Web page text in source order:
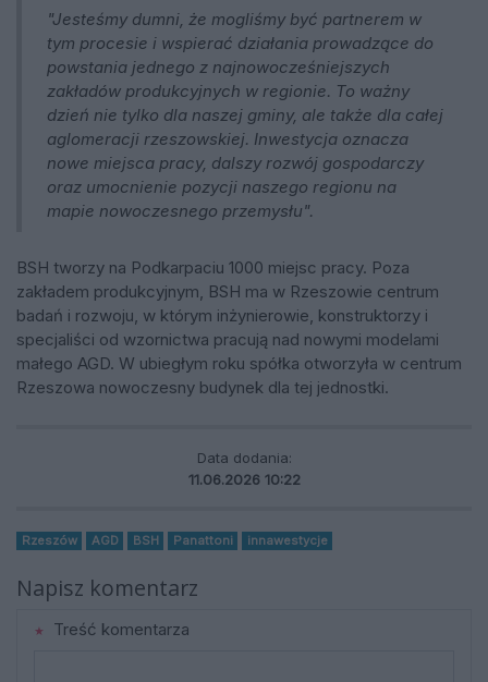
"Jesteśmy dumni, że mogliśmy być partnerem w
tym procesie i wspierać działania prowadzące do
powstania jednego z najnowocześniejszych
zakładów produkcyjnych w regionie. To ważny
dzień nie tylko dla naszej gminy, ale także dla całej
aglomeracji rzeszowskiej. Inwestycja oznacza
nowe miejsca pracy, dalszy rozwój gospodarczy
oraz umocnienie pozycji naszego regionu na
mapie nowoczesnego przemysłu".
BSH tworzy na Podkarpaciu 1000 miejsc pracy. Poza
zakładem produkcyjnym, BSH ma w Rzeszowie centrum
badań i rozwoju, w którym inżynierowie, konstruktorzy i
specjaliści od wzornictwa pracują nad nowymi modelami
małego AGD. W ubiegłym roku spółka otworzyła w centrum
Rzeszowa nowoczesny budynek dla tej jednostki.
Data dodania:
11.06.2026 10:22
Rzeszów AGD BSH Panattoni innawestycje
Napisz komentarz
Treść komentarza